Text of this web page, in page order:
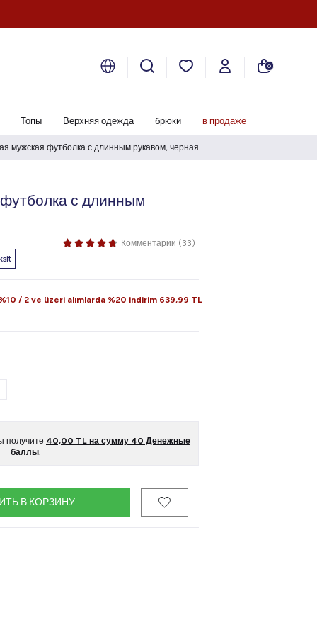
0
Топы Верхняя одежда брюки в продаже
мужская футболка с длинным рукавом, черная
с длинным
Комментарии (33)
/ 2 ve üzeri alımlarda %20 indirim 639,99 TL
получите 40,00 TL на сумму 40 Денежные
баллы.
В КОРЗИНУ